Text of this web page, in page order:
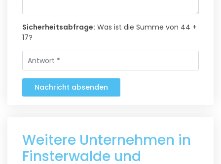
Sicherheitsabfrage: Was ist die Summe von 44 +
17?
Nachricht absenden
Weitere Unternehmen in
Finsterwalde und